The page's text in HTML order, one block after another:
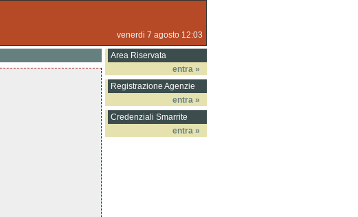
venerdi 7 agosto 12:03
Area Riservata
entra »
Registrazione Agenzie
entra »
Credenziali Smarrite
entra »